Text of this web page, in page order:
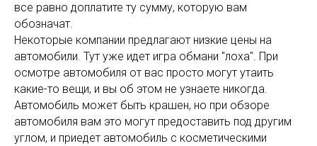
все равно доплатите ту сумму, которую вам
обозначат.
Некоторые компании предлагают низкие цены на
автомобили. Тут уже идет игра обмани "лоха". При
осмотре автомобиля от вас просто могут утаить
какие-то вещи, и вы об этом не узнаете никогда.
Автомобиль может быть крашен, но при обзоре
автомобиля вам это могут предоставить под другим
углом, и приедет автомобиль с косметическими